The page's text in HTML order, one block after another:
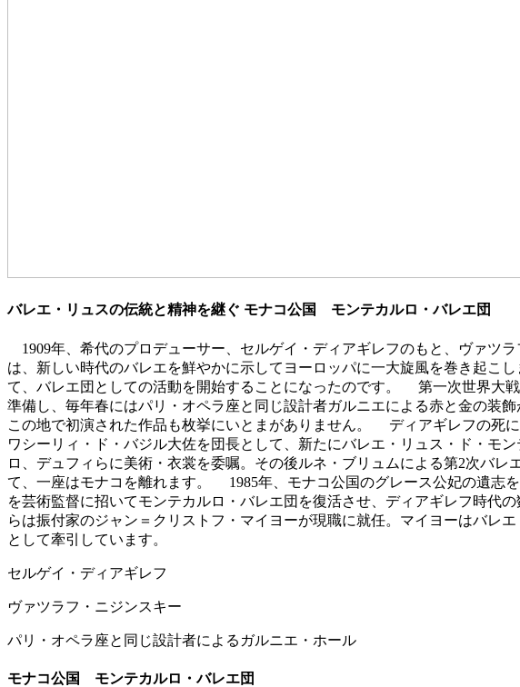
バレエ・リュスの伝統と精神を継ぐ モナコ公国 モンテカルロ・バレエ団
1909年、希代のプロデューサー、セルゲイ・ディアギレフのもと、ヴァツ
は、新しい時代のバレエを鮮やかに示してヨーロッパに一大旋風を巻き起こ
て、バレエ団としての活動を開始することになったのです。 第一次世界大
準備し、毎年春にはパリ・オペラ座と同じ設計者ガルニエによる赤と金の装
この地で初演された作品も枚挙にいとまがありません。 ディアギレフの死
ワシーリィ・ド・バジル大佐を団長として、新たにバレエ・リュス・ド・モ
ロ、デュフィらに美術・衣裳を委嘱。その後ルネ・ブリュムによる第2次バ
て、一座はモナコを離れます。 1985年、モナコ公国のグレース公妃の遺志
を芸術監督に招いてモンテカルロ・バレエ団を復活させ、ディアギレフ時代
らは振付家のジャン＝クリストフ・マイヨーが現職に就任。マイヨーはバレ
として牽引しています。
セルゲイ・ディアギレフ
ヴァツラフ・ニジンスキー
パリ・オペラ座と同じ設計者によるガルニエ・ホール
モナコ公国 モンテカルロ・バレエ団